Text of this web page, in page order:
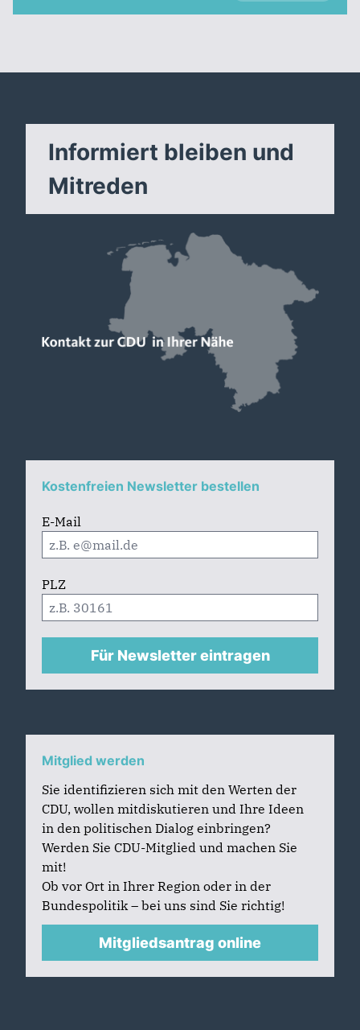
Informiert bleiben und
Mitreden
Kostenfreien Newsletter bestellen
E-Mail
PLZ
Für Newsletter eintragen
Mitglied werden
Sie identifizieren sich mit den Werten der
CDU, wollen mitdiskutieren und Ihre Ideen
in den politischen Dialog einbringen?
Werden Sie CDU-Mitglied und machen Sie
mit!
Ob vor Ort in Ihrer Region oder in der
Bundespolitik – bei uns sind Sie richtig!
Mitgliedsantrag online